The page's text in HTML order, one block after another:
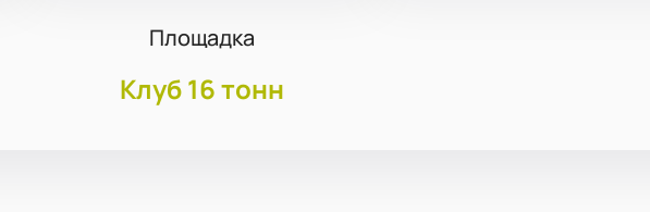
Площадка
Клуб 16 тонн